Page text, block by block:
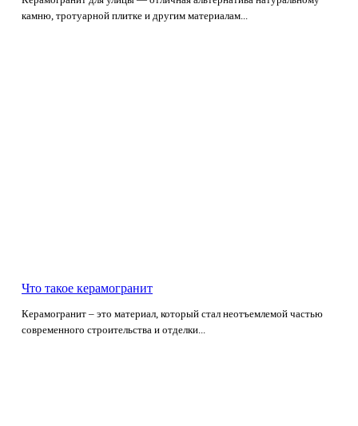
камню, тротуарной плитке и другим материалам...
Что такое керамогранит
Керамогранит – это материал, который стал неотъемлемой частью
современного строительства и отделки...